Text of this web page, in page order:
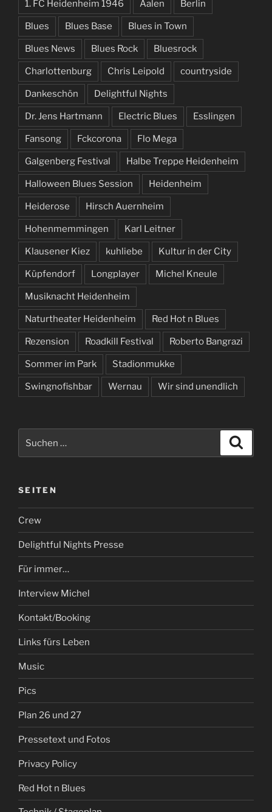
1. FC Heidenheim 1946 Aalen Berlin
Blues Blues Base Blues in Town
Blues News Blues Rock Bluesrock
Charlottenburg Chris Leipold countryside
Dankeschön Delightful Nights
Dr. Jens Hartmann Electric Blues Esslingen
Fansong Fckcorona Flo Mega
Galgenberg Festival Halbe Treppe Heidenheim
Halloween Blues Session Heidenheim
Heiderose Hirsch Auernheim
Hohenmemmingen Karl Leitner
Klausener Kiez kuhliebe Kultur in der City
Küpfendorf Longplayer Michel Kneule
Musiknacht Heidenheim
Naturtheater Heidenheim Red Hot n Blues
Rezension Roadkill Festival Roberto Bangrazi
Sommer im Park Stadionmukke
Swingnofishbar Wernau Wir sind unendlich
SEITEN
Crew
Delightful Nights Presse
Für immer…
Interview Michel
Kontakt/Booking
Links fürs Leben
Music
Pics
Plan 26 und 27
Pressetext und Fotos
Privacy Policy
Red Hot n Blues